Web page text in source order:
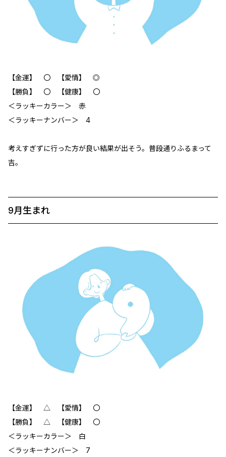
【金運】 〇 【愛情】 ◎
【勝負】 〇 【健康】 〇
＜ラッキーカラー＞ 赤
＜ラッキーナンバー＞ 4
考えすぎずに行った方が良い結果が出そう。普段通りふるまって
吉。
9月生まれ
【金運】 △ 【愛情】 〇
【勝負】 △ 【健康】 〇
＜ラッキーカラー＞ 白
＜ラッキーナンバー＞ 7